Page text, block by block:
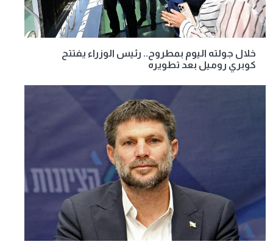
خلال جولته اليوم بمطروح.. رئيس الوزراء يفتتح
كوبري روميل بعد تطويره